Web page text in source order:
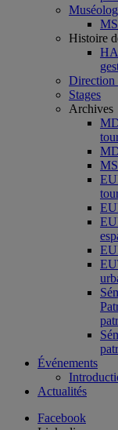
Histoire
Direction
Stages
Archives
Événements
Actualités
Facebook